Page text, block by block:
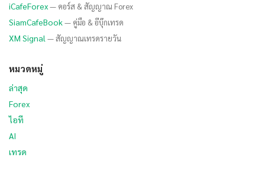
iCafeForex— คอร์ส & สัญญาณ Forex
SiamCafeBook— คู่มือ & อีบุ๊กเทรด
XM Signal — สัญญาณเทรดรายวัน
หมวดหมู่
ล่าสุด
Forex
ไอที
AI
เทรด